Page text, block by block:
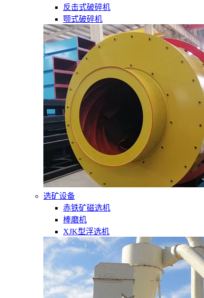
反击式破碎机
颚式破碎机
选矿设备
赤铁矿磁选机
棒磨机
XJK型浮选机